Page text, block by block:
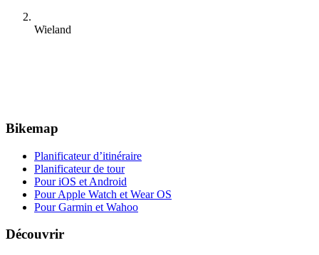
Wieland
Bikemap
Planificateur d’itinéraire
Planificateur de tour
Pour iOS et Android
Pour Apple Watch et Wear OS
Pour Garmin et Wahoo
Découvrir